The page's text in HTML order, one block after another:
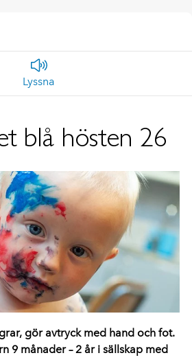
Lyssna
blå hösten 26
gör avtryck med hand och fot.
9 månader – 2 år i sällskap med